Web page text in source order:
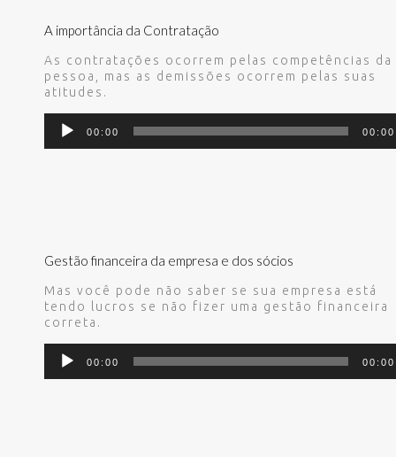
A importância da Contratação
As contratações ocorrem pelas competências da
pessoa, mas as demissões ocorrem pelas suas
atitudes.
Tocador
00:00 00:00
Gestão financeira da empresa e dos sócios
Mas você pode não saber se sua empresa está
tendo lucros se não fizer uma gestão financeira
correta.
Tocador
00:00 00:00